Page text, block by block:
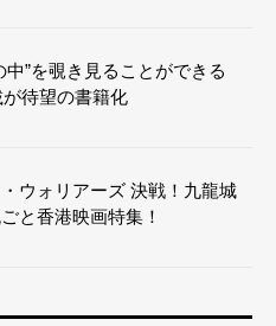
中”を覗き見ることができる
待望の書籍化
・ウォリアーズ 決戦！九龍城
と香港映画特集！